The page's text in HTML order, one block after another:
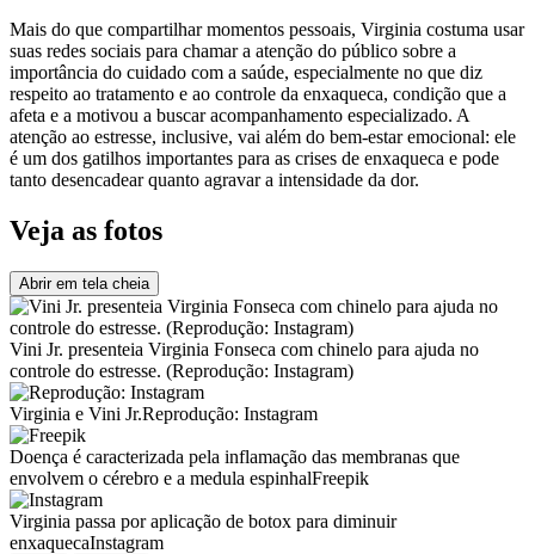
Mais do que compartilhar momentos pessoais, Virginia costuma usar
suas redes sociais para chamar a atenção do público sobre a
importância do cuidado com a saúde, especialmente no que diz
respeito ao tratamento e ao controle da enxaqueca, condição que a
afeta e a motivou a buscar acompanhamento especializado. A
atenção ao estresse, inclusive, vai além do bem-estar emocional: ele
é um dos gatilhos importantes para as crises de enxaqueca e pode
tanto desencadear quanto agravar a intensidade da dor.
Veja as fotos
Abrir em tela cheia
Vini Jr. presenteia Virginia Fonseca com chinelo para ajuda no
controle do estresse. (Reprodução: Instagram)
Virginia e Vini Jr.Reprodução: Instagram
Doença é caracterizada pela inflamação das membranas que
envolvem o cérebro e a medula espinhalFreepik
Virginia passa por aplicação de botox para diminuir
enxaquecaInstagram